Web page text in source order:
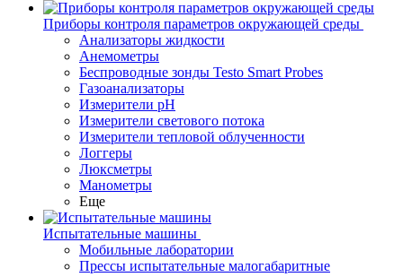
Приборы контроля параметров окружающей среды
Анализаторы жидкости
Анемометры
Беспроводные зонды Testo Smart Probes
Газоанализаторы
Измерители pH
Измерители светового потока
Измерители тепловой облученности
Логгеры
Люксметры
Манометры
Еще
Испытательные машины
Мобильные лаборатории
Прессы испытательные малогабаритные